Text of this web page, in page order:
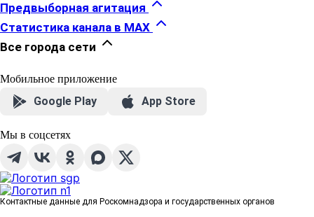
Предвыборная агитация
Статистика канала в MAX
Все города сети
Мобильное приложение
Google Play App Store
Мы в соцсетях
Контактные данные для Роскомнадзора и государственных органов